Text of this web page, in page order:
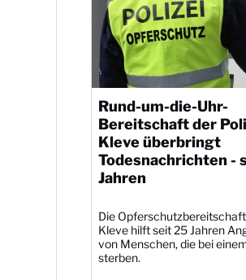
Rund-um-die-Uhr-
Bereitschaft der
Kleve überbringt
Todesnachrichten -
Jahren
Die
Kleve hilft seit 25 Jahren
von Menschen, die bei
sterben.